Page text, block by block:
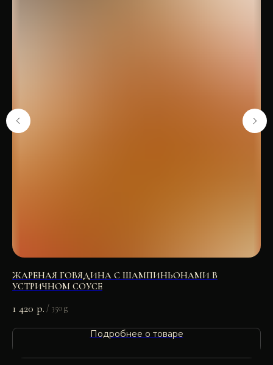
ЖАРЕНАЯ ГОВЯДИНА С ШАМПИНЬОНАМИ В
УСТРИЧНОМ СОУСЕ
1 420 р. / 350 g
Подробнее о товаре